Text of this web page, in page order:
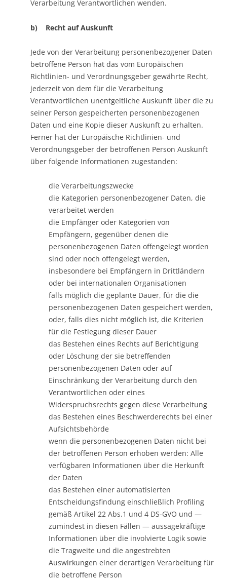
Verarbeitung Verantwortlichen wenden.
b) Recht auf Auskunft
Jede von der Verarbeitung personenbezogener Daten
betroffene Person hat das vom Europäischen
Richtlinien- und Verordnungsgeber gewährte Recht,
jederzeit von dem für die Verarbeitung
Verantwortlichen unentgeltliche Auskunft über die zu
seiner Person gespeicherten personenbezogenen
Daten und eine Kopie dieser Auskunft zu erhalten.
Ferner hat der Europäische Richtlinien- und
Verordnungsgeber der betroffenen Person Auskunft
über folgende Informationen zugestanden:
die Verarbeitungszwecke
die Kategorien personenbezogener Daten, die
verarbeitet werden
die Empfänger oder Kategorien von
Empfängern, gegenüber denen die
personenbezogenen Daten offengelegt worden
sind oder noch offengelegt werden,
insbesondere bei Empfängern in Drittländern
oder bei internationalen Organisationen
falls möglich die geplante Dauer, für die die
personenbezogenen Daten gespeichert werden,
oder, falls dies nicht möglich ist, die Kriterien
für die Festlegung dieser Dauer
das Bestehen eines Rechts auf Berichtigung
oder Löschung der sie betreffenden
personenbezogenen Daten oder auf
Einschränkung der Verarbeitung durch den
Verantwortlichen oder eines
Widerspruchsrechts gegen diese Verarbeitung
das Bestehen eines Beschwerderechts bei einer
Aufsichtsbehörde
wenn die personenbezogenen Daten nicht bei
der betroffenen Person erhoben werden: Alle
verfügbaren Informationen über die Herkunft
der Daten
das Bestehen einer automatisierten
Entscheidungsfindung einschließlich Profiling
gemäß Artikel 22 Abs.1 und 4 DS-GVO und —
zumindest in diesen Fällen — aussagekräftige
Informationen über die involvierte Logik sowie
die Tragweite und die angestrebten
Auswirkungen einer derartigen Verarbeitung für
die betroffene Person